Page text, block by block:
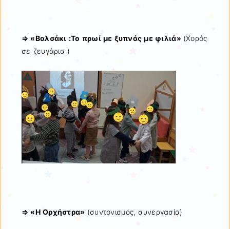
⇒ «Βαλσάκι :Το πρωί με ξυπνάς με φιλιά» (Χορός
σε ζευγάρια )
⇒ «Η Ορχήστρα» (συντονισμός, συνεργασία)